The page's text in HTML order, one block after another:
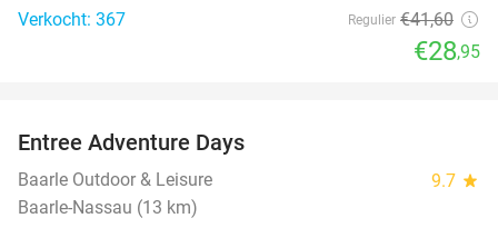
Verkocht: 367
Regulier €41,60
€28,95
Entree Adventure Days
Baarle Outdoor & Leisure 9.7 star
Baarle-Nassau (13 km)